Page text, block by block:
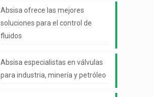
Absisa ofrece las mejores
soluciones para el control de
fluidos
Absisa especialistas en válvulas
para industria, minería y petróleo